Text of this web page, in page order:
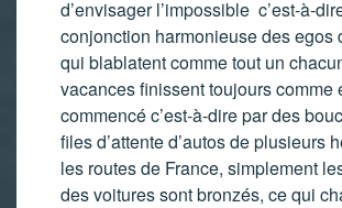
d’envisager l’impossible c’est-à-
conjonction harmonieuse des egos
qui blablatent comme tout un
vacances finissent toujours comme
commencé c’est-à-dire par des
files d’attente d’autos de plusieurs
les routes de France, simplement
des voitures sont bronzés, ce qui